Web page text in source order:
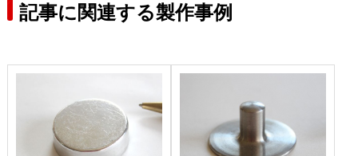
記事に関連する製作事例